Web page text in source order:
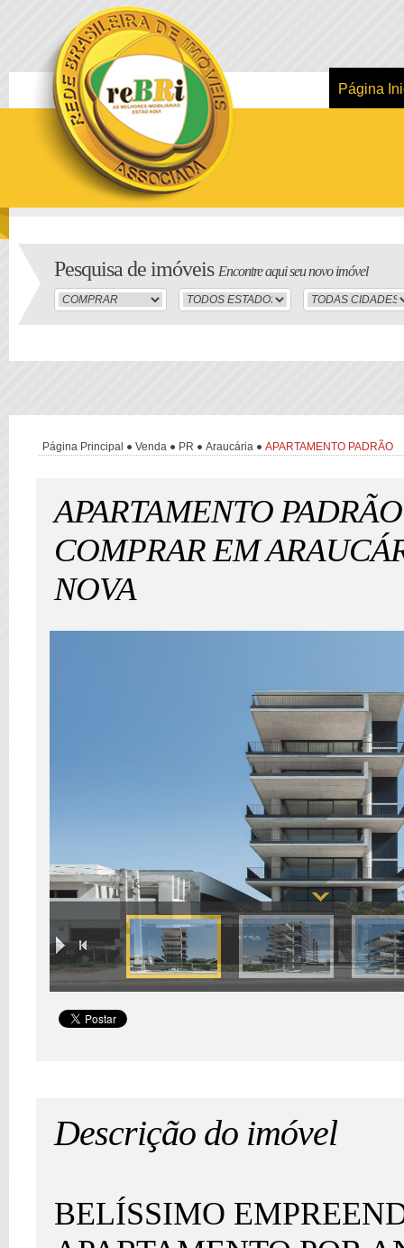
Página
Pesquisa de imóveis Encontre aqui seu novo imóvel
Página Principal Venda PR Araucária APARTAMENTO PADRÃO
APARTAMENTO
COMPRAR EM
NOVA
Descrição do imóvel
BELÍSSIMO